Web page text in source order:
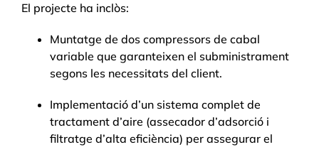
El projecte ha inclòs:
Muntatge de dos compressors de cabal
variable que garanteixen el subministrament
segons les necessitats del client.
Implementació d’un sistema complet de
tractament d’aire (assecador d’adsorció i
filtratge d’alta eficiència) per assegurar el